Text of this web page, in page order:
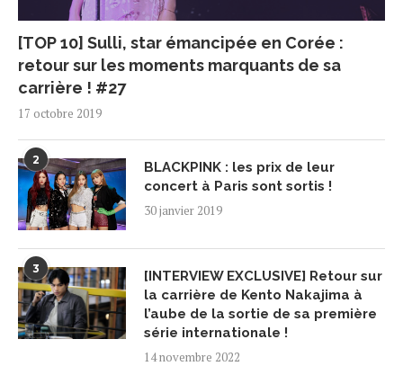
[TOP 10] Sulli, star émancipée en Corée :
retour sur les moments marquants de sa
carrière ! #27
17 octobre 2019
2
BLACKPINK : les prix de leur
concert à Paris sont sortis !
30 janvier 2019
3
[INTERVIEW EXCLUSIVE] Retour sur
la carrière de Kento Nakajima à
l’aube de la sortie de sa première
série internationale !
14 novembre 2022